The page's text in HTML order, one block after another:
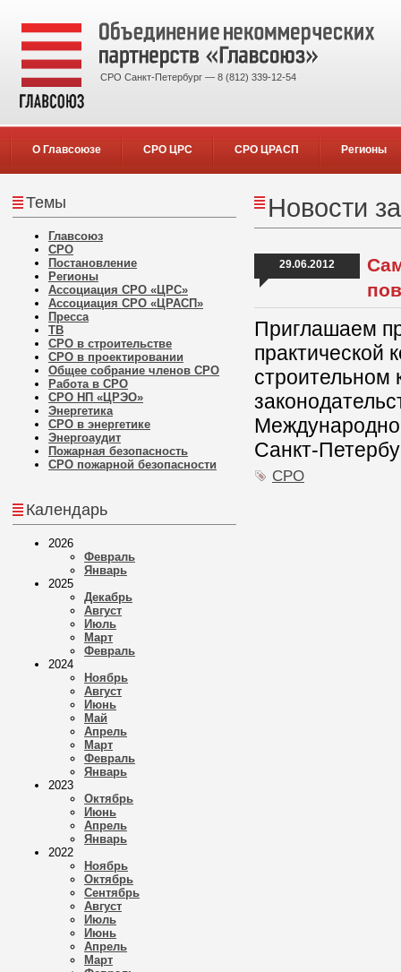
СРО Санкт-Петербург — 8 (812) 339-12-54
О Главсоюзе СРО ЦРС СРО ЦРАСП Регионы
Темы
Главсоюз
СРО
Постановление
Регионы
Ассоциация СРО «ЦРС»
Ассоциация СРО «ЦРАСП»
Пресса
ТВ
СРО в строительстве
СРО в проектировании
Общее собрание членов СРО
Работа в СРО
СРО НП «ЦРЭО»
Энергетика
СРО в энергетике
Энергоаудит
Пожарная безопасность
СРО пожарной безопасности
Календарь
2026
Февраль
Январь
2025
Декабрь
Август
Июль
Март
Февраль
2024
Ноябрь
Август
Июнь
Май
Апрель
Март
Февраль
Январь
2023
Октябрь
Июнь
Апрель
Январь
2022
Ноябрь
Октябрь
Сентябрь
Август
Июль
Июнь
Апрель
Март
Новости
29.06.2012
Приглашаем
практической
строительном
Санкт-
СРО